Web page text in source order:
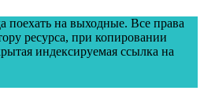
поехать на выходные. Все права
ресурса, при копировании
индексируемая ссылка на